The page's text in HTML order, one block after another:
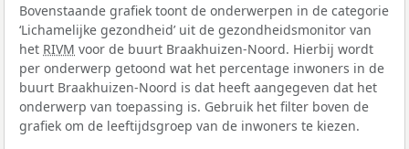
Bovenstaande grafiek toont de onderwerpen in de categorie
‘Lichamelijke gezondheid’ uit de gezondheidsmonitor van
het RIVM voor de buurt Braakhuizen-Noord. Hierbij wordt
per onderwerp getoond wat het percentage inwoners in de
buurt Braakhuizen-Noord is dat heeft aangegeven dat het
onderwerp van toepassing is. Gebruik het filter boven de
grafiek om de leeftijdsgroep van de inwoners te kiezen.